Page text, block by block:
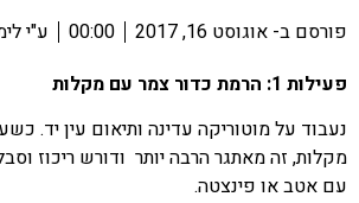
פורסם ב- אוגוסט 16, 2017 00:00 ע"י
פעילות 1: הרמת כדור צמר עם מקלות
נעבוד על מוטוריקה עדינה ותיאום עין יד.
מקלות, זה מאתגר הרבה יותר ודורש ריכוז
עם אטב או פינצטה.